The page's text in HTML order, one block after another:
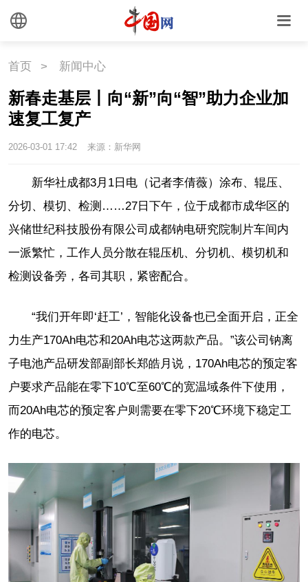
首页 > 新闻中心
新春走基层丨向“新”向“智”助力企业加
速复工复产
2026-03-01 17:42 来源：新华网
新华社成都3月1日电（记者李倩薇）涂布、辊压、
分切、模切、检测……27日下午，位于成都市成华区的
兴储世纪科技股份有限公司成都钠电研究院制片车间内
一派繁忙，工作人员分散在辊压机、分切机、模切机和
检测设备旁，各司其职，紧密配合。
“我们开年即‘赶工’，智能化设备也已全面开启，正全
力生产170Ah电芯和20Ah电芯这两款产品。”该公司钠离
子电池产品研发部副部长郑皓月说，170Ah电芯的预定客
户要求产品能在零下10℃至60℃的宽温域条件下使用，
而20Ah电芯的预定客户则需要在零下20℃环境下稳定工
作的电芯。